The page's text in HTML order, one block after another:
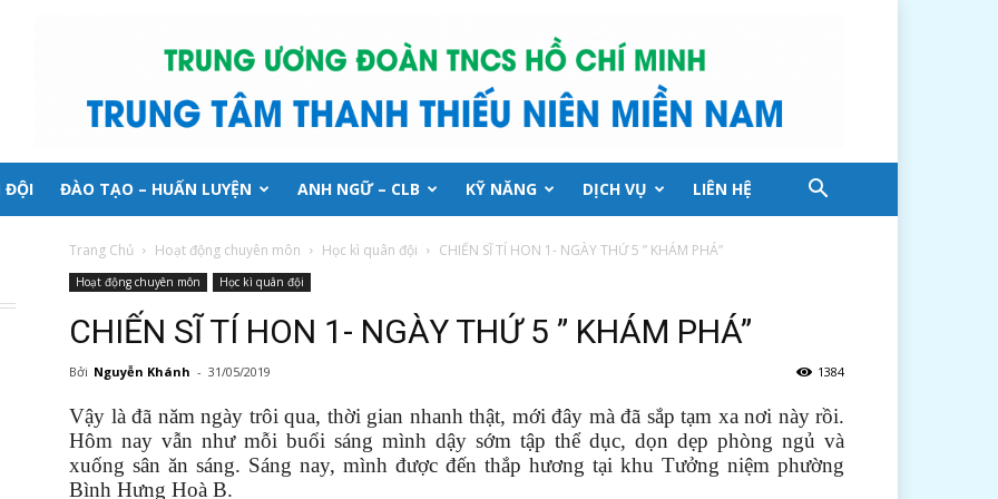
ĐỘI ĐÀO TẠO – HUẤN LUYỆN ANH NGỮ – CLB KỸ NĂNG DỊCH VỤ LIÊN HỆ
Trang Chủ Hoạt động chuyên môn Học kì quân đội CHIẾN SĨ TÍ HON 1- NGÀY THỨ 5 ” KHÁM PHÁ”
Hoạt động chuyên môn Học kì quân đội
CHIẾN SĨ TÍ HON 1- NGÀY THỨ 5 ” KHÁM PHÁ”
Bởi Nguyễn Khánh - 31/05/2019 1384
Vậy là đã năm ngày trôi qua, thời gian nhanh thật, mới đây mà đã sắp tạm xa nơi này rồi.
Hôm nay vẫn như mỗi buổi sáng mình dậy sớm tập thể dục, dọn dẹp phòng ngủ và
xuống sân ăn sáng. Sáng nay, mình được đến thắp hương tại khu Tưởng niệm phường
Bình Hưng Hoà B.